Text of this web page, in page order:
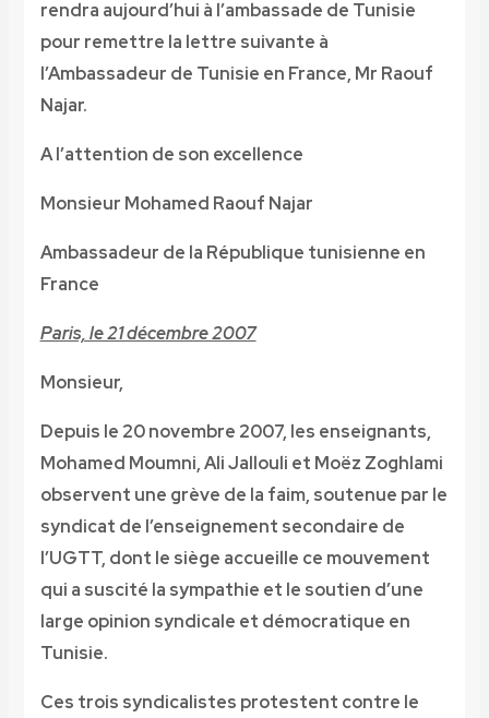
rendra aujourd’hui à l’ambassade de Tunisie
pour remettre la lettre suivante à
l’Ambassadeur de Tunisie en France, Mr Raouf
Najar.
A l’attention de son excellence
Monsieur Mohamed Raouf Najar
Ambassadeur de la République tunisienne en
France
Paris, le 21 décembre 2007
Monsieur,
Depuis le 20 novembre 2007, les enseignants,
Mohamed Moumni, Ali Jallouli et Moëz Zoghlami
observent une grève de la faim, soutenue par le
syndicat de l’enseignement secondaire de
l’UGTT, dont le siège accueille ce mouvement
qui a suscité la sympathie et le soutien d’une
large opinion syndicale et démocratique en
Tunisie.
Ces trois syndicalistes protestent contre le